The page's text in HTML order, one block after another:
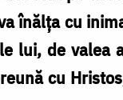
înălța cu
lui, de valea
cu